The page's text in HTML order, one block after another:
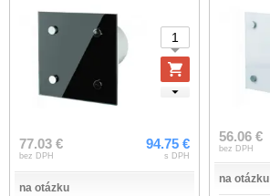
77.03 €
bez DPH
94.75 €
s DPH
na otázku
56.06 €
bez DPH
na otázku